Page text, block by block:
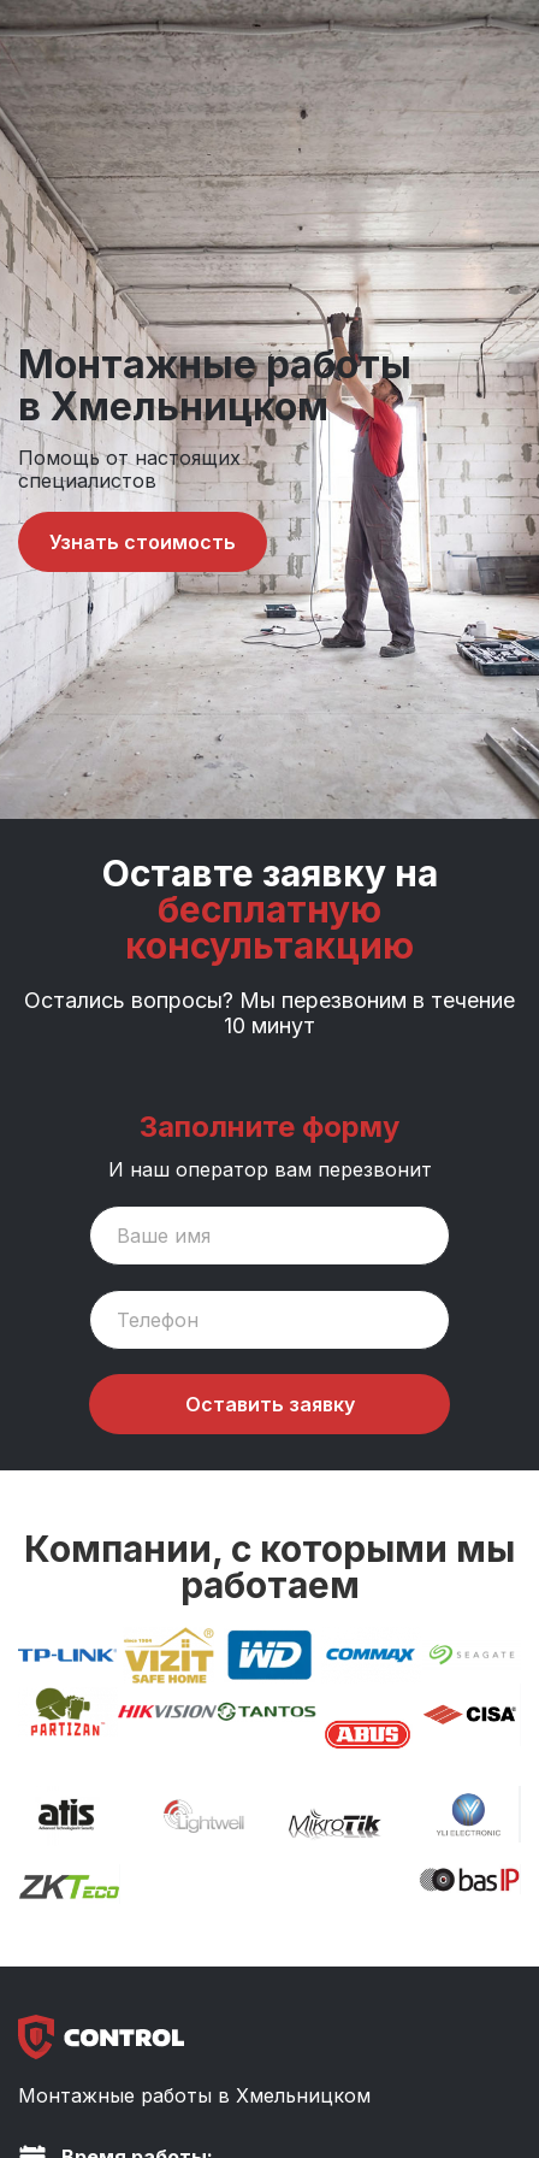
Монтажныеработы
в Хмельницком
Помощь от настоящих
специалистов
Узнать стоимость
Оставте заявку на
бесплатную
консультакцию
Остались вопросы? Мы перезвоним в течение
10 минут
Заполните форму
И наш оператор вам перезвонит
Оставить заявку
Компании, с которыми мы
работаем
Монтажные работы в Хмельницком